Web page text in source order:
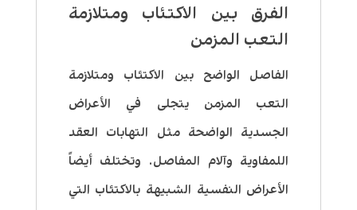
الفرق بين الاكتئاب ومتلازمة
التعب المزمن
الفاصل الواضح بين الاكتئاب ومتلازمة
التعب المزمن يتجلى في الأعراض
الجسدية الواضحة مثل التهابات العقد
اللمفاوية وآلام المفاصل. وتختلف أيضاً
الأعراض النفسية الشبيهة بالاكتئاب التي